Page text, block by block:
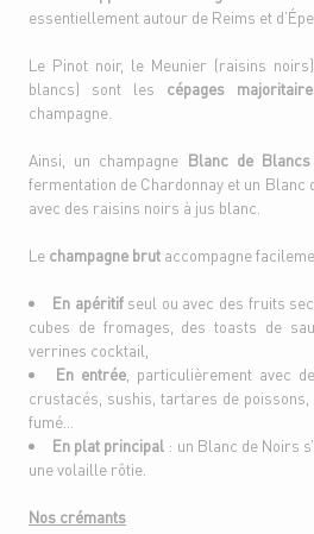
essentiellement autour de Reims et
Le Pinot noir, le Meunier (raisins
blancs) sont les cépages
champagne.
Ainsi, un champagne Blanc de Blancs
fermentation de Chardonnay et un Blanc
avec des raisins noirs à jus blanc.
Le champagne brut accompagne
En apéritif seul ou avec des fruits
cubes de fromages, des toasts de
verrines cocktail,
En entrée, particulièrement avec
crustacés, sushis, tartares de
fumé…
En plat principal : un Blanc de Noirs
une volaille rôtie.
Nos crémants